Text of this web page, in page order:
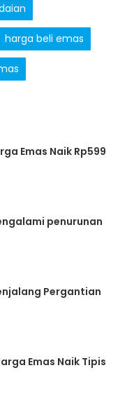
harga beli emas
Naik Rp599
penurunan
Pergantian
Emas Naik Tipis